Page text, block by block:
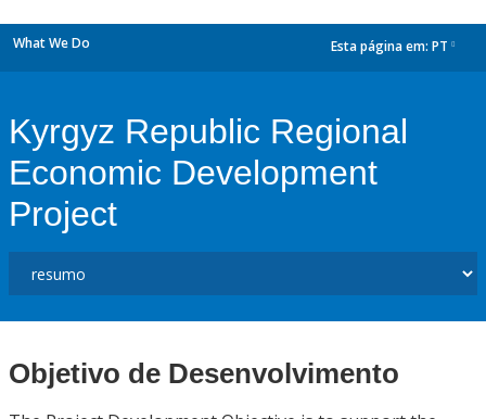
What We Do Esta página em: PT
Kyrgyz Republic Regional
Economic Development
Project
Objetivo de Desenvolvimento